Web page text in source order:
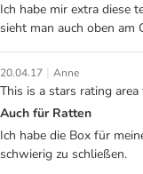
Ich habe mir extra diese
sieht man auch oben am
20.04.17 | Anne
This is a stars rating
Auch für Ratten
Ich habe die Box für
schwierig zu schließen.